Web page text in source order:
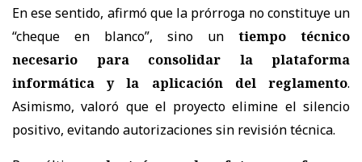
En ese sentido, afirmó que la prórroga no constituye un
“cheque en blanco”, sino un tiempo técnico
necesario para consolidar la plataforma
informática y la aplicación del reglamento.
Asimismo, valoró que el proyecto elimine el silencio
positivo, evitando autorizaciones sin revisión técnica.